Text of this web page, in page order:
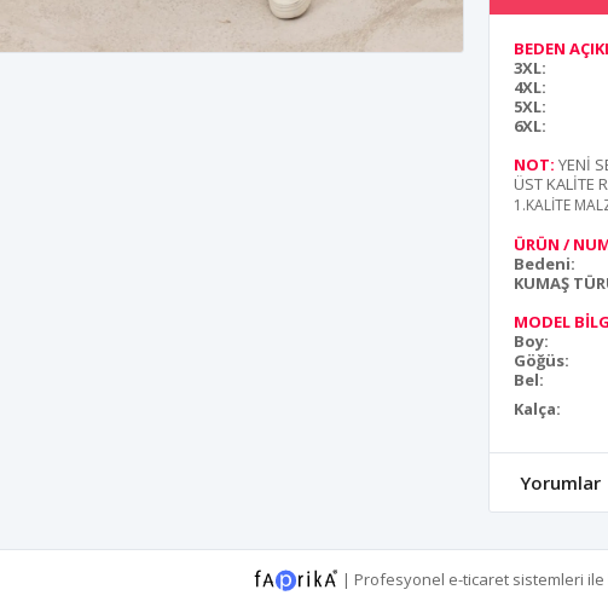
BEDEN
3XL:
4XL:
5XL:
6XL:
NOT: YENİ
ÜST KALİTE
1.KALİTE
ÜRÜN /
Bedeni:
KUMAŞ
MODEL
Boy:
Göğüs:
Bel:
Kalça:
Yorumlar
| Profesyonel e-ticaret sistemleri ile